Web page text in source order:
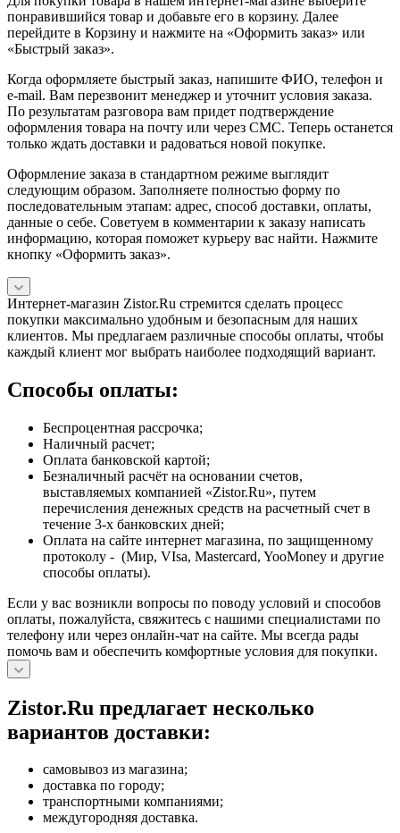
понравившийся товар и добавьте его в корзину. Далее
перейдите в Корзину и нажмите на «Оформить заказ» или
«Быстрый заказ».
Когда оформляете быстрый заказ, напишите ФИО, телефон и
e-mail. Вам перезвонит менеджер и уточнит условия заказа.
По результатам разговора вам придет подтверждение
оформления товара на почту или через СМС. Теперь останется
только ждать доставки и радоваться новой покупке.
Оформление заказа в стандартном режиме выглядит
следующим образом. Заполняете полностью форму по
последовательным этапам: адрес, способ доставки, оплаты,
данные о себе. Советуем в комментарии к заказу написать
информацию, которая поможет курьеру вас найти. Нажмите
кнопку «Оформить заказ».
Интернет-магазин Zistor.Ru стремится сделать процесс
покупки максимально удобным и безопасным для наших
клиентов. Мы предлагаем различные способы оплаты, чтобы
каждый клиент мог выбрать наиболее подходящий вариант.
Способы оплаты:
Беспроцентная рассрочка;
Наличный расчет;
Оплата банковской картой;
Безналичный расчёт на основании счетов,
выставляемых компанией «Zistor.Ru», путем
перечисления денежных средств на расчетный счет в
течение 3-х банковских дней;
Оплата на сайте интернет магазина, по защищенному
протоколу - (Мир, VIsa, Mastercard, YooMoney и другие
способы оплаты).
Если у вас возникли вопросы по поводу условий и способов
оплаты, пожалуйста, свяжитесь с нашими специалистами по
телефону или через онлайн-чат на сайте. Мы всегда рады
помочь вам и обеспечить комфортные условия для покупки.
Zistor.Ru предлагает несколько
вариантов доставки:
самовывоз из магазина;
доставка по городу;
транспортными компаниями;
междугородняя доставка.